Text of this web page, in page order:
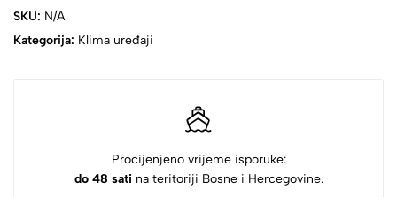
SKU: N/A
Kategorija: Klima uređaji
Procijenjeno vrijeme isporuke:
do 48 sati na teritoriji Bosne i Hercegovine.